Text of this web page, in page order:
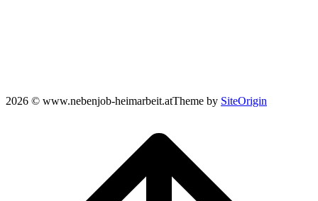
2026 © www.nebenjob-heimarbeit.atTheme by SiteOrigin